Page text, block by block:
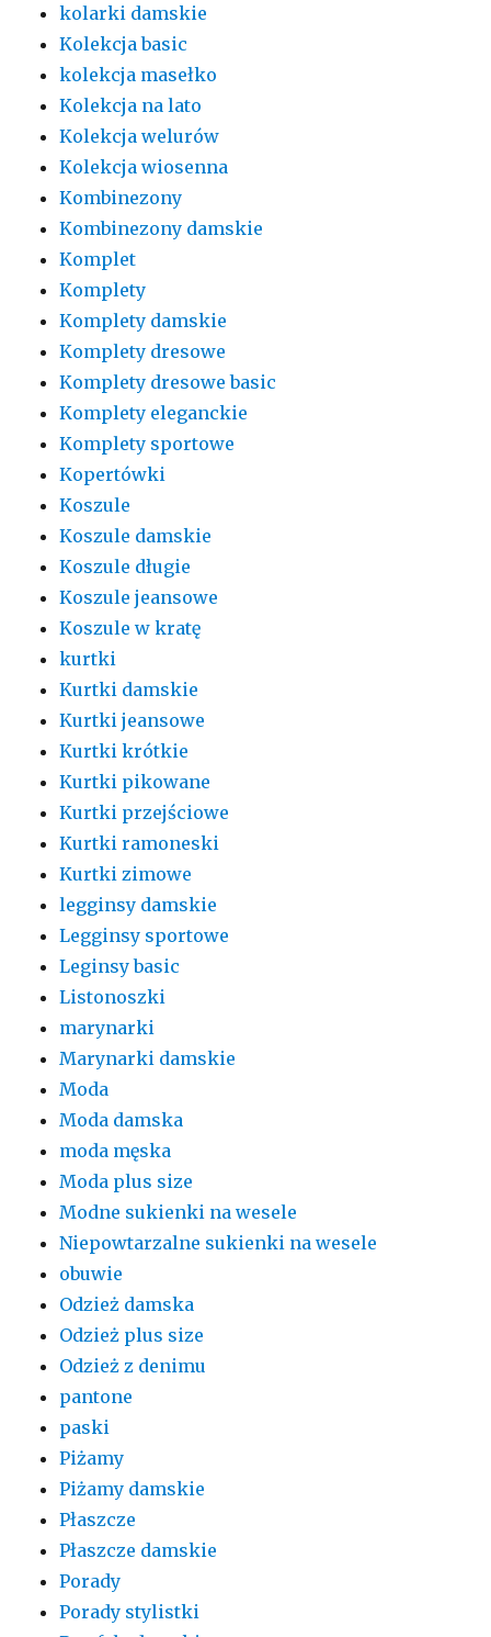
kolarki damskie
Kolekcja basic
kolekcja masełko
Kolekcja na lato
Kolekcja welurów
Kolekcja wiosenna
Kombinezony
Kombinezony damskie
Komplet
Komplety
Komplety damskie
Komplety dresowe
Komplety dresowe basic
Komplety eleganckie
Komplety sportowe
Kopertówki
Koszule
Koszule damskie
Koszule długie
Koszule jeansowe
Koszule w kratę
kurtki
Kurtki damskie
Kurtki jeansowe
Kurtki krótkie
Kurtki pikowane
Kurtki przejściowe
Kurtki ramoneski
Kurtki zimowe
legginsy damskie
Legginsy sportowe
Leginsy basic
Listonoszki
marynarki
Marynarki damskie
Moda
Moda damska
moda męska
Moda plus size
Modne sukienki na wesele
Niepowtarzalne sukienki na wesele
obuwie
Odzież damska
Odzież plus size
Odzież z denimu
pantone
paski
Piżamy
Piżamy damskie
Płaszcze
Płaszcze damskie
Porady
Porady stylistki